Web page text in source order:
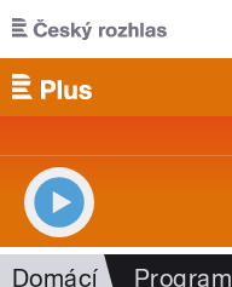
Přejít k hlavnímu obsahu
Domácí Program